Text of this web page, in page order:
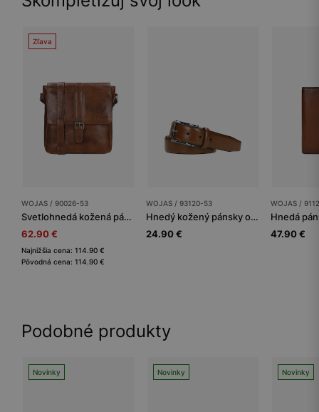
Zľava
WOJAS / 90026-53
Svetlohnedá kožená pánska taška listonoška
62.90 €
Najnižšia cena: 114.90 €
Pôvodná cena: 114.90 €
WOJAS / 93120-53
Hnedý kožený pánsky opasok s otvorenou prackou
24.90 €
WOJAS /
47.90 €
Podobné produkty
Novinky Novinky Novinky